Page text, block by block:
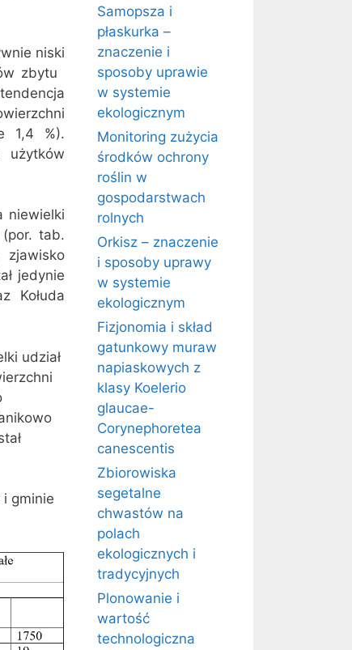
niski
zbytu 
1,4 %).
użytków
niewielki
tab.
jedynie
Kołuda
udział
gminie
Samopsza i
płaskurka –
znaczenie i
sposoby uprawie
w systemie
ekologicznym
Monitoring zużycia
środków ochrony
roślin w
gospodarstwach
rolnych
Orkisz – znaczenie
i sposoby uprawy
w systemie
ekologicznym
Fizjonomia i skład
gatunkowy muraw
napiaskowych z
klasy Koelerio
glaucae-
Corynephoretea
canescentis
Zbiorowiska
segetalne
chwastów na
polach
ekologicznych i
tradycyjnych
Plonowanie i
wartość
technologiczna